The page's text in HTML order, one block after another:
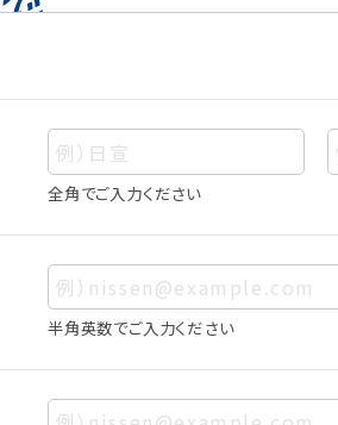
様個人に関する情報であって、当該情報
の他の記述等により、お客様個人を特定
でも、他の情報と容易に照合することで
について
全角でご入力ください
半角英数でご入力ください